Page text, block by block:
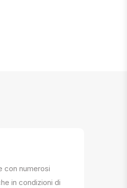
con numerosi
in condizioni di